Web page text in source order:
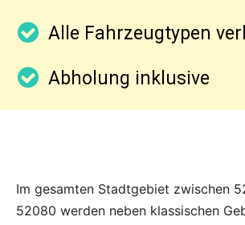
Alle Fahrzeugtypen
Abholung inklusive
Im gesamten Stadtgebiet zwischen
52080 werden neben klassischen